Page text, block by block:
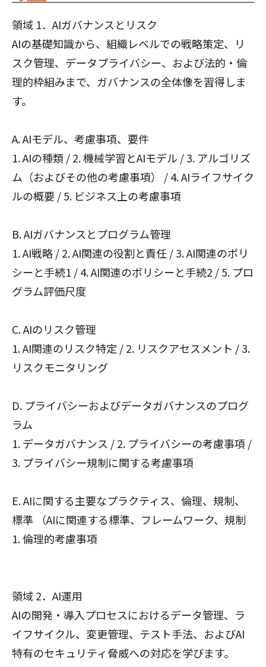
領域 1．AIガバナンスとリスク
AIの基礎知識から、組織レベルでの戦略策定、リ
スク管理、データプライバシー、および法的・倫
理的枠組みまで、ガバナンスの全体像を習得しま
す。
A. AIモデル、考慮事項、要件
1. AIの種類 / 2. 機械学習とAIモデル / 3. アルゴリズ
ム（およびその他の考慮事項） / 4. AIライフサイク
ルの概要 / 5. ビジネス上の考慮事項
B. AIガバナンスとプログラム管理
1. AI戦略 / 2. AI関連の役割と責任 / 3. AI関連のポリ
シーと手続1 / 4. AI関連のポリシーと手続2 / 5. プロ
グラム評価尺度
C. AIのリスク管理
1. AI関連のリスク特定 / 2. リスクアセスメント / 3.
リスクモニタリング
D. プライバシーおよびデータガバナンスのプログ
ラム
1. データガバナンス / 2. プライバシーの考慮事項 /
3. プライバシー規制に関する考慮事項
E. AIに関する主要なプラクティス、倫理、規制、
標準 （AIに関連する標準、フレームワーク、規制
1. 倫理的考慮事項
領域 2．AI運用
AIの開発・導入プロセスにおけるデータ管理、ラ
イフサイクル、変更管理、テスト手法、およびAI
特有のセキュリティ脅威への対応を学びます。